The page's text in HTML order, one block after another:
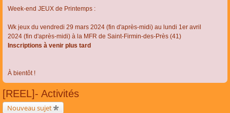
Week-end JEUX de Printemps :
Wk jeux du vendredi 29 mars 2024 (fin d'après-midi) au lundi 1er avril
2024 (fin d'après-midi) à la MFR de Saint-Firmin-des-Près (41)
Inscriptions à venir plus tard
À bientôt !
[REEL]- Activités
Nouveau sujet